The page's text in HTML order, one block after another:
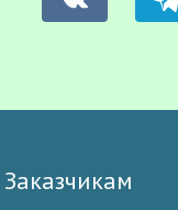
Заказчикам